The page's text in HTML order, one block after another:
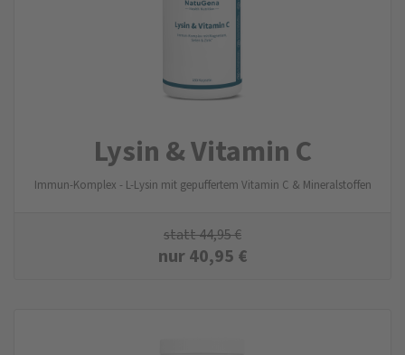
Lysin & Vitamin C
Immun-Komplex - L-Lysin mit gepuffertem Vitamin C & Mineralstoffen
statt44,95€
nur40,95 €